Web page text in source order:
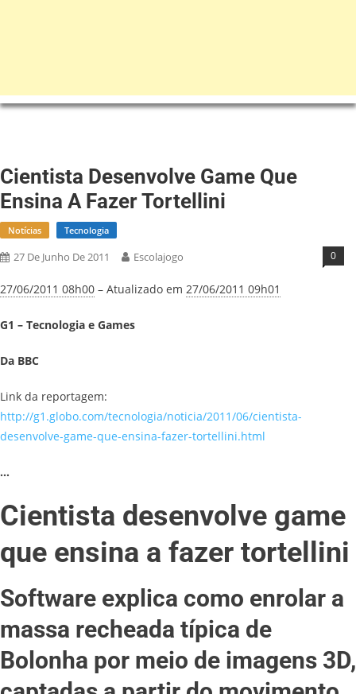
Cientista Desenvolve Game Que
Ensina A Fazer Tortellini
Notícias Tecnologia
27 De Junho De 2011 Escolajogo 0
27/06/2011 08h00 – Atualizado em 27/06/2011 09h01
G1 – Tecnologia e Games
Da BBC
Link da reportagem:
http://g1.globo.com/tecnologia/noticia/2011/06/cientista-
desenvolve-game-que-ensina-fazer-tortellini.html
…
Cientista desenvolve game
que ensina a fazer tortellini
Software explica como enrolar a
massa recheada típica de
Bolonha por meio de imagens 3D,